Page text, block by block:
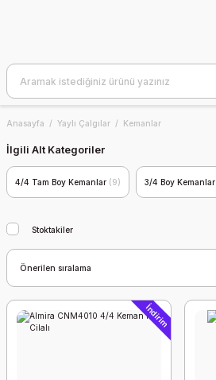
Anasayfa Yaylı Çalgılar Kemanlar
İlgili Alt Kategoriler
4/4 Tam Boy Kemanlar (9) 3/4 Boy Kemanlar
Stoktakiler
İndirim